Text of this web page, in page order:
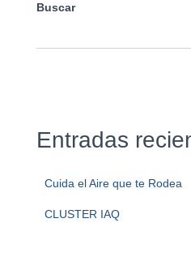
Buscar
Entradas
Cuida el Aire que te Rodea
CLUSTER IAQ